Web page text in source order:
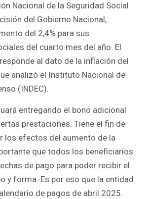
at
s
A
p
p
ar
e
Nacional de la Seguridad Social
del Gobierno Nacional,
del 2,4% para sus
del cuarto mes del año. El
al dato de la inflación del
analizó el Instituto Nacional de
(INDEC).
entregando el bono adicional
prestaciones. Tiene el fin de
los efectos del aumento de la
que todos los beneficiarios
de pago para poder recibir el
y forma. Es por eso que la entidad
de pagos de abril 2025.